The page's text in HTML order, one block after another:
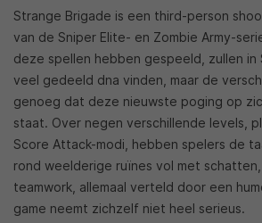
Strange Brigade is een third-person
van de Sniper Elite- en Zombie Army-
deze spellen hebben gespeeld, zullen in
veel gedeeld dna vinden, maar de
genoeg dat deze nieuwste poging op
staat. Over negen verschillende levels,
Score Attack-modi, hebben spelers de
rond weelderige ruïnes vol met
teamwork, allemaal verteld door een
game neemt zichzelf niet heel serieus.